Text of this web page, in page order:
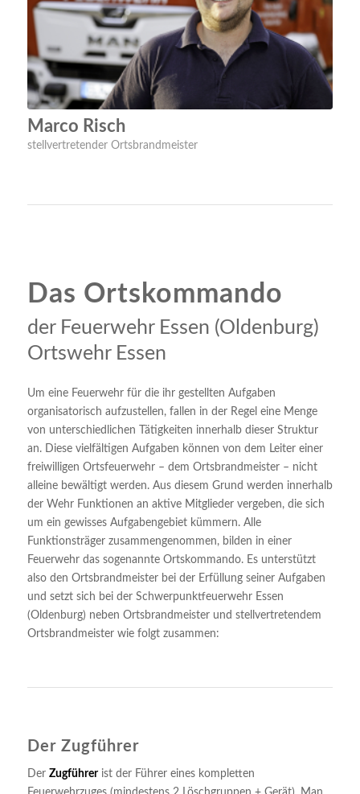
Marco Risch
stellvertretender Ortsbrandmeister
Das Ortskommando
der Feuerwehr Essen (Oldenburg)
Ortswehr Essen
Um eine Feuerwehr für die ihr gestellten Aufgaben
organisatorisch aufzustellen, fallen in der Regel eine Menge
von unterschiedlichen Tätigkeiten innerhalb dieser Struktur
an. Diese vielfältigen Aufgaben können von dem Leiter einer
freiwilligen Ortsfeuerwehr – dem Ortsbrandmeister – nicht
alleine bewältigt werden. Aus diesem Grund werden innerhalb
der Wehr Funktionen an aktive Mitglieder vergeben, die sich
um ein gewisses Aufgabengebiet kümmern. Alle
Funktionsträger zusammengenommen, bilden in einer
Feuerwehr das sogenannte Ortskommando. Es unterstützt
also den Ortsbrandmeister bei der Erfüllung seiner Aufgaben
und setzt sich bei der Schwerpunktfeuerwehr Essen
(Oldenburg) neben Ortsbrandmeister und stellvertretendem
Ortsbrandmeister wie folgt zusammen:
Der Zugführer
Der Zugführerist der Führer eines kompletten